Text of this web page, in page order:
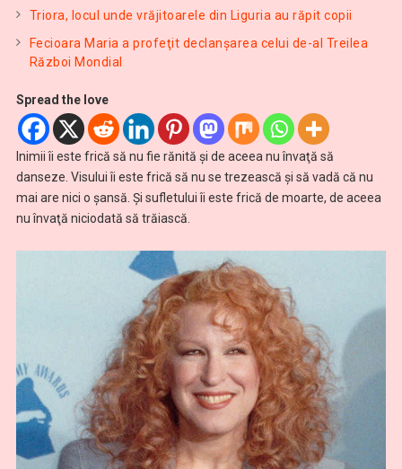
Triora, locul unde vrăjitoarele din Liguria au răpit copii
Fecioara Maria a profeţit declanşarea celui de-al Treilea
Război Mondial
Spread the love
Inimii îi este frică să nu fie rănită şi de aceea nu învaţă să
danseze. Visului îi este frică să nu se trezească şi să vadă că nu
mai are nici o şansă. Şi sufletului îi este frică de moarte, de aceea
nu învaţă niciodată să trăiască.